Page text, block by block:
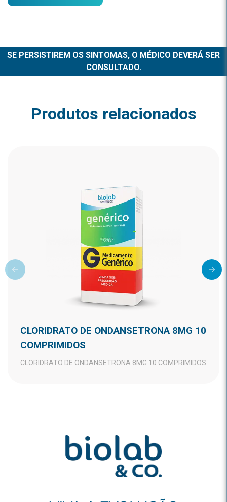
SE PERSISTIREM OS SINTOMAS, O MÉDICO DEVERÁ SER
CONSULTADO.
Produtos relacionados
CLORIDRATO DE ONDANSETRONA 8MG 10
COMPRIMIDOS
CLORIDRATO DE ONDANSETRONA 8MG 10 COMPRIMIDOS